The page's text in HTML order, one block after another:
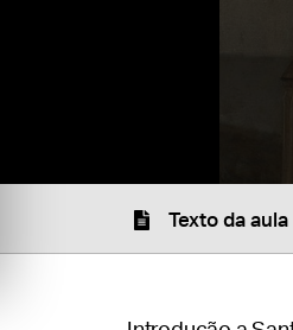
Texto da aula